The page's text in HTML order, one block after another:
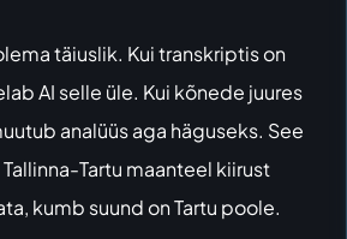
täiuslik. Kui transkriptis on
AI selle üle. Kui kõnede juures
analüüs aga häguseks. See
Tartu maanteel kiirust
kumb suund on Tartu poole.